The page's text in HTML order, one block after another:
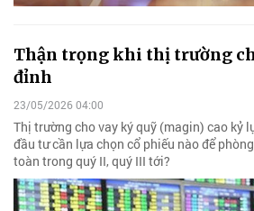
Thận trọng khi thị trường
đỉnh
23/05/2026 04:00
Thị trường cho vay ký quỹ (magin) cao kỷ
đầu tư cần lựa chọn cổ phiếu nào để
toàn trong quý II, quý III tới?